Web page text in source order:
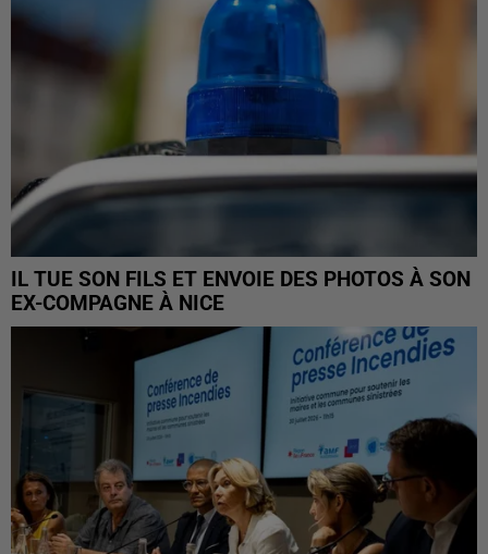
IL TUE SON FILS ET ENVOIE DES PHOTOS À SON
EX-COMPAGNE À NICE